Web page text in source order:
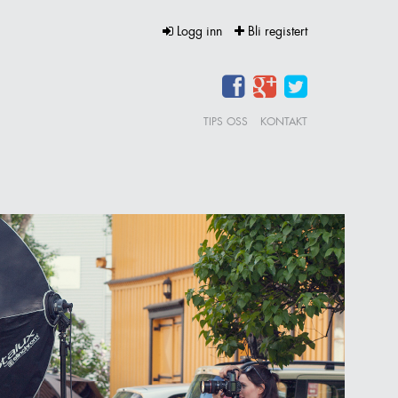
Logg inn Bli registert
TIPS OSS KONTAKT